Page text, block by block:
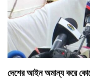
দেশের আইন অমান্য করে